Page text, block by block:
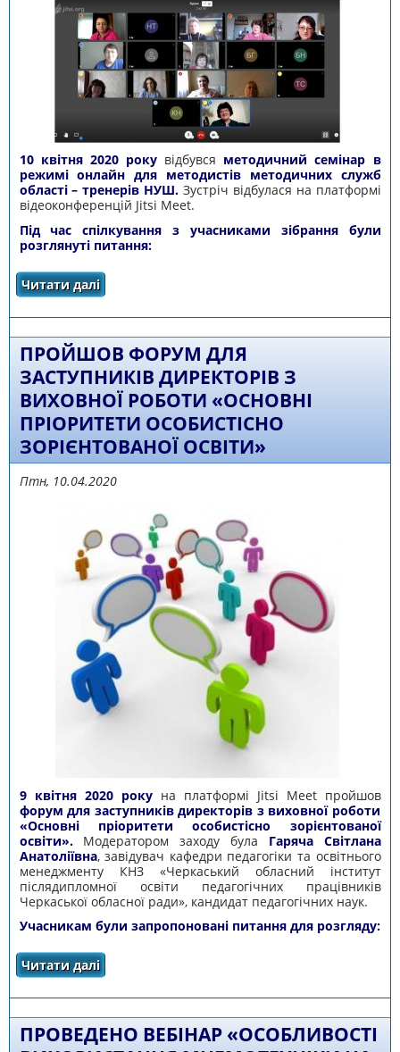
10 квітня 2020 рокувідбувся методичний семінар в
режимі онлайн для методистів методичних служб
області – тренерів НУШ. Зустріч відбулася на платформі
відеоконференцій Jitsi Meet.
Під час спілкування з учасниками зібрання були
розглянуті питання:
Читати далі
МЕТОДИСТІВ МЕТОДИЧНИХ СЛУЖБ ОБЛАСТІ –
ТРЕНЕРІВ НУШ
ПРОЙШОВ ФОРУМ ДЛЯ
ЗАСТУПНИКІВ ДИРЕКТОРІВ З
ВИХОВНОЇ РОБОТИ «ОСНОВНІ
ПРІОРИТЕТИ ОСОБИСТІСНО
ЗОРІЄНТОВАНОЇ ОСВІТИ»
Птн, 10.04.2020
9 квітня 2020 рокуна платформі Jitsi Meet пройшов
форум для заступників директорів з виховної роботи
«Основні пріоритети особистісно зорієнтованої
освіти».Модератором заходу була Гаряча Світлана
Анатоліївна, завідувач кафедри педагогіки та освітнього
менеджменту КНЗ «Черкаський обласний інститут
післядипломної освіти педагогічних працівників
Черкаської обласної ради», кандидат педагогічних наук.
Учасникам були запропоновані питання для розгляду:
Читати далі
ДИРЕКТОРІВ З ВИХОВНОЇ РОБОТИ «ОСНОВНІ
ПРІОРИТЕТИ ОСОБИСТІСНО ЗОРІЄНТОВАНОЇ
ПРОВЕДЕНО ВЕБІНАР «ОСОБЛИВОСТІ